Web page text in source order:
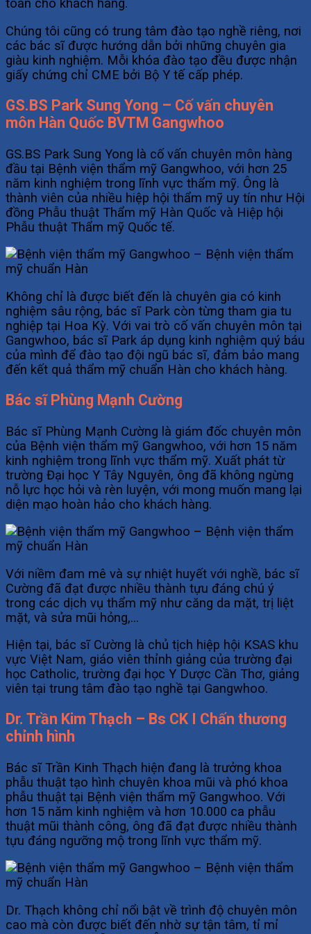
toàn cho khách hàng.
Chúng tôi cũng có trung tâm đào tạo nghề riêng, nơi
các bác sĩ được hướng dẫn bởi những chuyên gia
giàu kinh nghiệm. Mỗi khóa đào tạo đều được nhận
giấy chứng chỉ CME bởi Bộ Y tế cấp phép.
GS.BS Park Sung Yong – Cố vấn chuyên
môn Hàn Quốc BVTM Gangwhoo
GS.BS Park Sung Yong là cố vấn chuyên môn hàng
đầu tại Bệnh viện thẩm mỹ Gangwhoo, với hơn 25
năm kinh nghiệm trong lĩnh vực thẩm mỹ. Ông là
thành viên của nhiều hiệp hội thẩm mỹ uy tín như Hội
đồng Phẫu thuật Thẩm mỹ Hàn Quốc và Hiệp hội
Phẫu thuật Thẩm mỹ Quốc tế.
Không chỉ là được biết đến là chuyên gia có kinh
nghiệm sâu rộng, bác sĩ Park còn từng tham gia tu
nghiệp tại Hoa Kỳ. Với vai trò cố vấn chuyên môn tại
Gangwhoo, bác sĩ Park áp dụng kinh nghiệm quý báu
của mình để đào tạo đội ngũ bác sĩ, đảm bảo mang
đến kết quả thẩm mỹ chuẩn Hàn cho khách hàng.
Bác sĩ Phùng Mạnh Cường
Bác sĩ Phùng Mạnh Cường là giám đốc chuyên môn
của Bệnh viện thẩm mỹ Gangwhoo, với hơn 15 năm
kinh nghiệm trong lĩnh vực thẩm mỹ. Xuất phát từ
trường Đại học Y Tây Nguyên, ông đã không ngừng
nỗ lực học hỏi và rèn luyện, với mong muốn mang lại
diện mạo hoàn hảo cho khách hàng.
Với niềm đam mê và sự nhiệt huyết với nghề, bác sĩ
Cường đã đạt được nhiều thành tựu đáng chú ý
trong các dịch vụ thẩm mỹ như căng da mặt, trị liệt
mặt, và sửa mũi hỏng,…
Hiện tại, bác sĩ Cường là chủ tịch hiệp hội KSAS khu
vực Việt Nam, giáo viên thỉnh giảng của trường đại
học Catholic, trường đại học Y Dược Cần Thơ, giảng
viên tại trung tâm đào tạo nghề tại Gangwhoo.
Dr. Trần Kim Thạch – Bs CK I Chấn thương
chỉnh hình
Bác sĩ Trần Kinh Thạch hiện đang là trưởng khoa
phẫu thuật tạo hình chuyên khoa mũi và phó khoa
phẫu thuật tại Bệnh viện thẩm mỹ Gangwhoo. Với
hơn 15 năm kinh nghiệm và hơn 10.000 ca phẫu
thuật mũi thành công, ông đã đạt được nhiều thành
tựu đáng ngưỡng mộ trong lĩnh vực thẩm mỹ.
Dr. Thạch không chỉ nổi bật về trình độ chuyên môn
cao mà còn được biết đến nhờ sự tận tâm, tỉ mỉ